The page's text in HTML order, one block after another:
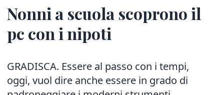
Nonni a scuola scoprono il
pc con i nipoti
GRADISCA. Essere al passo con i tempi,
oggi, vuol dire anche essere in grado di